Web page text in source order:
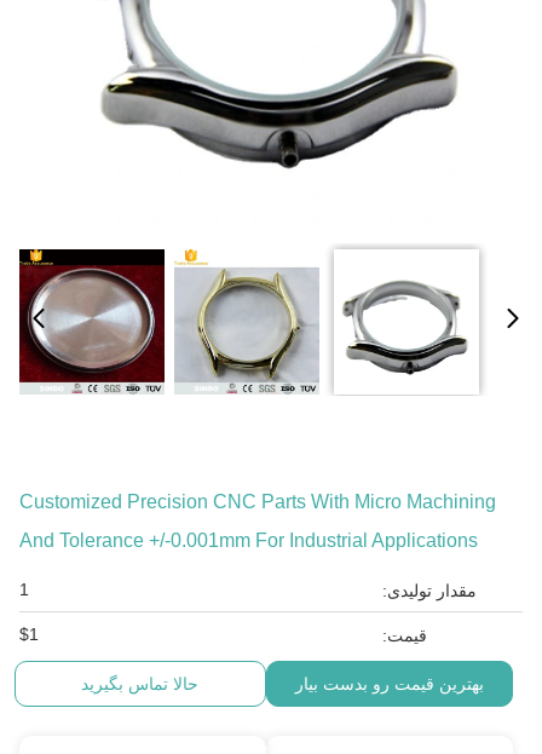
Customized Precision CNC Parts With Micro Machining
And Tolerance +/-0.001mm For Industrial Applications
مقدار تولیدی: 1
قیمت: $1
بهترین قیمت رو بدست بیار حالا تماس بگیرید